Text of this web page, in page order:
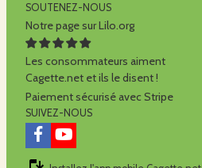
SOUTENEZ-NOUS
Notre page sur Lilo.org
Les consommateurs aiment
Cagette.net et ils le disent !
Paiement sécurisé avec Stripe
SUIVEZ-NOUS